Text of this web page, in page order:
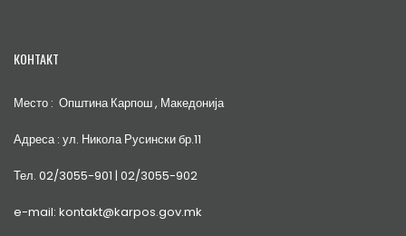
КОНТАКТ
Место : Општина Карпош , Македонија
Адреса : ул. Никола Русински бр.11
Тел. 02/3055-901 | 02/3055-902
e-mail: kontakt@karpos.gov.mk